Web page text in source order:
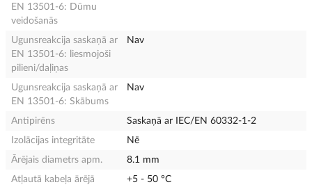
EN 13501-6: Dūmu
veidošanās
Ugunsreakcija saskaņā ar
EN 13501-6: liesmojoši
pilieni/daļiņas
Nav
Ugunsreakcija saskaņā ar
EN 13501-6: Skābums
Nav
Antipirēns
Saskaņā ar IEC/EN 60332-1-2
Izolācijas integritāte
Nē
Ārējais diametrs apm.
8.1 mm
Atļautā kabeļa ārējā
+5 - 50 °C